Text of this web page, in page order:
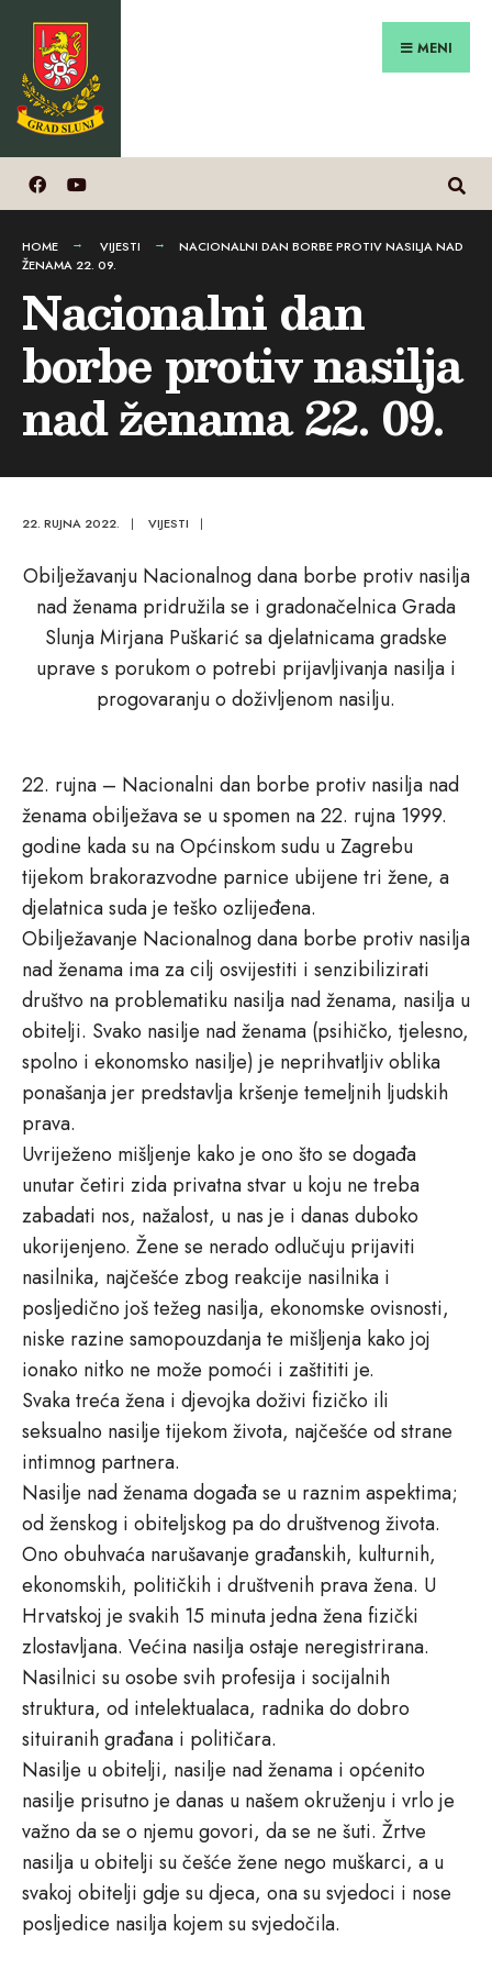
Preskoči
sadržaj
MENI
HOME VIJESTI
NACIONALNI DAN BORBE PROTIV NASILJA NAD
ŽENAMA 22. 09.
Nacionalni dan
borbe protiv nasilja
nad ženama 22. 09.
22. RUJNA 2022. | VIJESTI |
Obilježavanju Nacionalnog dana borbe protiv nasilja
nad ženama pridružila se i gradonačelnica Grada
Slunja Mirjana Puškarić sa djelatnicama gradske
uprave s porukom o potrebi prijavljivanja nasilja i
progovaranju o doživljenom nasilju.
22. rujna – Nacionalni dan borbe protiv nasilja nad
ženama obilježava se u spomen na 22. rujna 1999.
godine kada su na Općinskom sudu u Zagrebu
tijekom brakorazvodne parnice ubijene tri žene, a
djelatnica suda je teško ozlijeđena.
Obilježavanje Nacionalnog dana borbe protiv nasilja
nad ženama ima za cilj osvijestiti i senzibilizirati
društvo na problematiku nasilja nad ženama, nasilja u
obitelji. Svako nasilje nad ženama (psihičko, tjelesno,
spolno i ekonomsko nasilje) je neprihvatljiv oblika
ponašanja jer predstavlja kršenje temeljnih ljudskih
prava.
Uvriježeno mišljenje kako je ono što se događa
unutar četiri zida privatna stvar u koju ne treba
zabadati nos, nažalost, u nas je i danas duboko
ukorijenjeno. Žene se nerado odlučuju prijaviti
nasilnika, najčešće zbog reakcije nasilnika i
posljedično još težeg nasilja, ekonomske ovisnosti,
niske razine samopouzdanja te mišljenja kako joj
ionako nitko ne može pomoći i zaštititi je.
Svaka treća žena i djevojka doživi fizičko ili
seksualno nasilje tijekom života, najčešće od strane
intimnog partnera.
Nasilje nad ženama događa se u raznim aspektima;
od ženskog i obiteljskog pa do društvenog života.
Ono obuhvaća narušavanje građanskih, kulturnih,
ekonomskih, političkih i društvenih prava žena. U
Hrvatskoj je svakih 15 minuta jedna žena fizički
zlostavljana. Većina nasilja ostaje neregistrirana.
Nasilnici su osobe svih profesija i socijalnih
struktura, od intelektualaca, radnika do dobro
situiranih građana i političara.
Nasilje u obitelji, nasilje nad ženama i općenito
nasilje prisutno je danas u našem okruženju i vrlo je
važno da se o njemu govori, da se ne šuti. Žrtve
nasilja u obitelji su češće žene nego muškarci, a u
svakoj obitelji gdje su djeca, ona su svjedoci i nose
posljedice nasilja kojem su svjedočila.
for: